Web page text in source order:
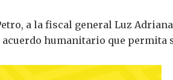
, a la fiscal general Luz
humanitario que permita